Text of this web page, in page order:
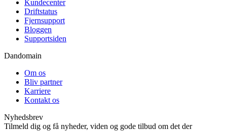
Kundecenter
Driftstatus
Fjernsupport
Bloggen
Supportsiden
Dandomain
Om os
Bliv partner
Karriere
Kontakt os
Nyhedsbrev
Tilmeld dig og få nyheder, viden og gode tilbud om det der